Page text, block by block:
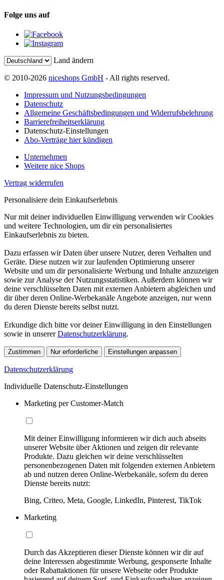
Folge uns auf
Land ändern
© 2010-2026 niceshops GmbH - All rights reserved.
Impressum und Nutzungsbedingungen
Datenschutz
Allgemeine Geschäftsbedingungen und Widerrufsbelehrung
Barrierefreiheitserklärung
Datenschutz-Einstellungen
Abo-Verträge hier kündigen
Unternehmen
Weitere nice Shops
Vertrag widerrufen
Personalisiere dein Einkaufserlebnis
Nur mit deiner individuellen Einwilligung verwenden wir Cookies
und weitere Technologien, um dir ein personalisiertes
Einkaufserlebnis zu bieten.
Dazu erfassen wir Daten über unsere Nutzer, deren Verhalten und
Geräte. Diese nutzen wir zur laufenden Optimierung unserer
Website und um dir personalisierte Werbung und Inhalte anzuzeigen
sowie zur Analyse der Nutzungsstatistiken. Außerdem können wir
deine verschlüsselten Daten mit externen Anbietern abgleichen und
dir über deren Online-Werbekanäle Angebote anzeigen, nur wenn
du deren Dienste bereits selbst nutzt.
Erkundige dich bitte vor deiner Einwilligung in den Einstellungen
sowie in unsererDatenschutzerklärung.
Zustimmen Nur erforderliche Einstellungen anpassen
Datenschutzerklärung
Individuelle Datenschutz-Einstellungen
Marketing per Customer-Match
Mit deiner Einwilligung informieren wir dich auch abseits
unserer Website über Aktionen und zeigen dir relevante
Produkte. Dazu gleichen wir deine verschlüsselten
personenbezogenen Daten mit folgenden externen Anbietern
ab und nutzen deren Online-Werbekanäle, sofern du deren
Dienste bereits nutzt:
Bing, Criteo, Meta, Google, LinkedIn, Pinterest, TikTok
Marketing
Durch das Akzeptieren dieser Dienste können wir dir auf
deine Interessen abgestimmte Werbung, gesponserte Inhalte
oder Rabattaktionen für unsere Webseite oder Produkte